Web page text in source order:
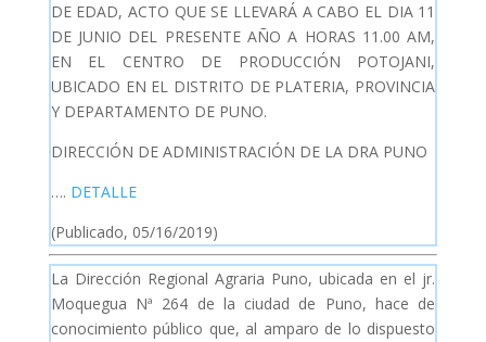
DE EDAD, ACTO QUE SE LLEVARÁ A CABO EL DIA 11
DE JUNIO DEL PRESENTE AÑO A HORAS 11.00 AM,
EN EL CENTRO DE PRODUCCIÓN POTOJANI,
UBICADO EN EL DISTRITO DE PLATERIA, PROVINCIA
Y DEPARTAMENTO DE PUNO.
DIRECCIÓN DE ADMINISTRACIÓN DE LA DRA PUNO
…. DETALLE
(Publicado, 05/16/2019)
La Dirección Regional Agraria Puno, ubicada en el jr.
Moquegua Nª 264 de la ciudad de Puno, hace de
conocimiento público que, al amparo de lo dispuesto